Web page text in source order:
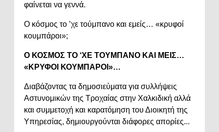
φαίνεται να γεννά.
Ο κόσμος το ’χε τούμπανο και εμείς… «κρυφοί
κουμπάροι»;
Ο ΚΟΣΜΟΣ ΤΟ ‘ΧΕ ΤΟΥΜΠΑΝΟ ΚΑΙ ΜΕΙΣ…
«ΚΡΥΦΟΙ ΚΟΥΜΠΑΡΟΙ»…
Διαβάζοντας τα δημοσιεύματα για συλλήψεις
Αστυνομικών της Τροχαίας στην Χαλκιδική αλλά
και συμμετοχή και καρατόμηση του Διοικητή της
Υπηρεσίας, δημιουργούνται διάφορες απορίες...